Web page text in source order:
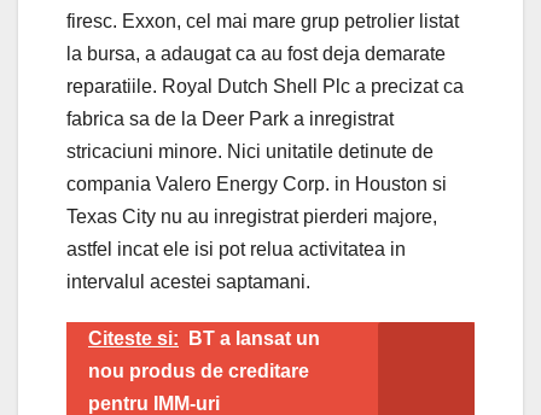
firesc. Exxon, cel mai mare grup petrolier listat
la bursa, a adaugat ca au fost deja demarate
reparatiile. Royal Dutch Shell Plc a precizat ca
fabrica sa de la Deer Park a inregistrat
stricaciuni minore. Nici unitatile detinute de
compania Valero Energy Corp. in Houston si
Texas City nu au inregistrat pierderi majore,
astfel incat ele isi pot relua activitatea in
intervalul acestei saptamani.
Citeste si:
BT a lansat un
nou produs de creditare
pentru IMM-uri